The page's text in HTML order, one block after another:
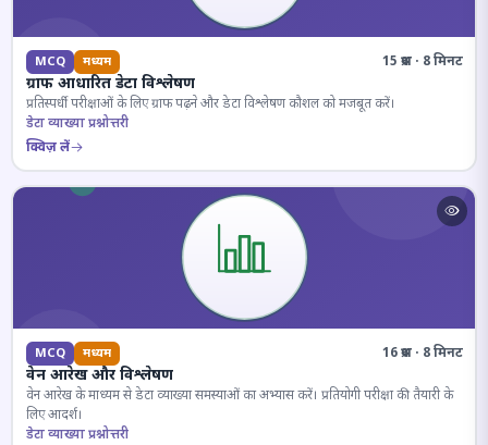
MCQ मध्यम 15 प्रश्न · 8 मिनट
ग्राफ आधारित डेटा विश्लेषण
प्रतिस्पर्धी परीक्षाओं के लिए ग्राफ पढ़ने और डेटा विश्लेषण कौशल को मजबूत करें।
डेटा व्याख्या प्रश्नोत्तरी
क्विज़ लें
MCQ मध्यम 16 प्रश्न · 8 मिनट
वेन आरेख और विश्लेषण
वेन आरेख के माध्यम से डेटा व्याख्या समस्याओं का अभ्यास करें। प्रतियोगी परीक्षा की तैयारी के
लिए आदर्श।
डेटा व्याख्या प्रश्नोत्तरी